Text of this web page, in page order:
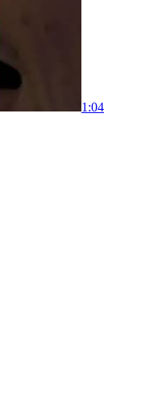
1:04